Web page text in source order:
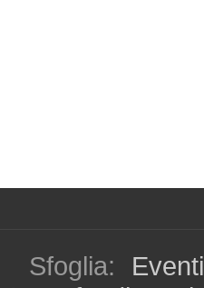
Sfoglia: Eventi